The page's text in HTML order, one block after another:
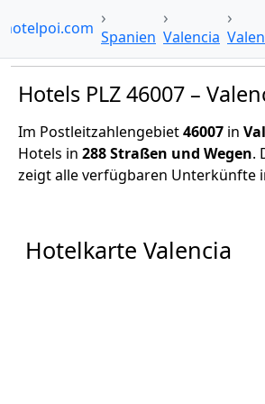
hotelpoi.com Spanien Valencia
Hotels PLZ 46007 –
Im Postleitzahlengebiet46007 in
Hotels in 288 Straßen und Wegen.
zeigt alle verfügbaren Unterkünfte
Hotelkarte Valencia